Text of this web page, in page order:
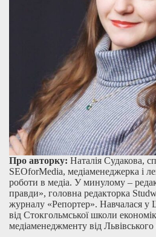
Про авторку: Наталія Судакова,
SEOforMedia, медіаменеджерка і
роботи в медіа. У минулому –
правди», головна редакторка
журналу «Репортер». Навчалася у
від Стокгольмської школи
медіаменеджменту від